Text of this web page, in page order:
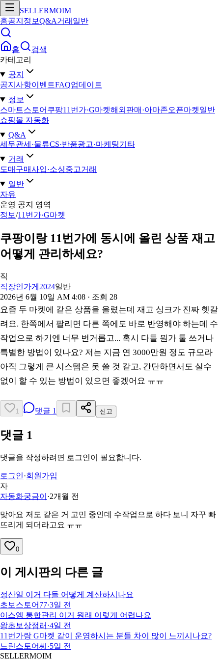
SELLERMOIM
홈공지 정보Q&A거래 일반
홈
검색
카테고리
공지
공지사항이벤트FAQ업데이트
정보
스마트스토어 쿠팡11번가·G마켓해외판매·아마존오픈마켓일반
쇼핑몰 자동화
Q&A
세무관세·물류CS·반품광고·마케팅기타
거래
도매구매사입·소싱중고거래
일반
자유
운영 공지 영역
정보/11번가·G마켓
쿠팡이랑 11번가에 동시에 올린 상품 재고
어떻게 관리하세요?
직
직장인가게2024일반
2026년 6월 10일 AM 4:08 · 조회 28
요즘 두 마켓에 같은 상품을 올렸는데 재고 싱크가 진짜 헷갈
려요. 한쪽에서 팔리면 다른 쪽에도 바로 반영해야 하는데 수
작업으로 하기엔 너무 번거롭고... 혹시 다들 뭔가 툴 쓰거나
특별한 방법이 있나요? 저는 지금 연 3000만원 정도 규모라
아직 그렇게 큰 시스템은 못 쓸 것 같고, 간단하면서도 실수
없이 할 수 있는 방법이 있으면 좋겠어요 ㅠㅠ
1 댓글 1 신고
댓글 1
댓글을 작성하려면 로그인이 필요합니다.
로그인·회원가입
자
자동화궁금이 ·2개월 전
맞아요 저도 같은 거 고민 중인데 수작업으로 하다 보니 자꾸 빠
뜨리게 되더라고요 ㅠㅠ
0
이 게시판의 다른 글
정산일 이거 다들 어떻게 계산하시나요
초보스토어77·3일 전
이스엠 통합관리 이거 원래 이렇게 어렵나요
왕초보상점러 ·4일 전
11번가랑 G마켓 같이 운영하시는 분들 차이 많이 느끼시나요?
느린스토어씨 ·5일 전
SELLERMOIM